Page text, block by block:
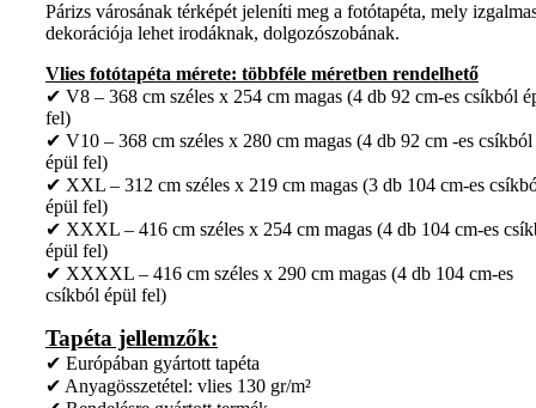
Párizs városának térképét jeleníti meg a fotótapéta, mely
dekorációja lehet irodáknak, dolgozószobának.
Vlies fotótapéta mérete: többféle méretben rendelhető
✔ V8 – 368 cm széles x 254 cm magas (4 db 92 cm-es csíkból
fel)
✔ V10 – 368 cm széles x 280 cm magas (4 db 92 cm -es csíkból
épül fel)
✔ XXL – 312 cm széles x 219 cm magas (3 db 104 cm-es
épül fel)
✔ XXXL – 416 cm széles x 254 cm magas (4 db 104 cm-es
épül fel)
✔ XXXXL – 416 cm széles x 290 cm magas (4 db 104 cm-es
csíkból épül fel)
Tapéta jellemzők:
✔ Európában gyártott tapéta
✔ Anyagösszetétel: vlies 130 gr/m²